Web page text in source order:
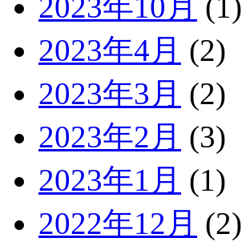
2023年4月 (2)
2023年3月 (2)
2023年2月 (3)
2023年1月 (1)
2022年12月 (2)